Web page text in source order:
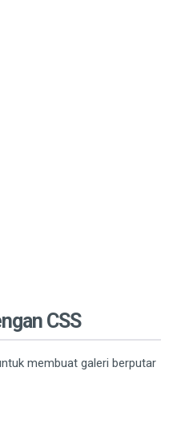
CSS
membuat galeri berputar